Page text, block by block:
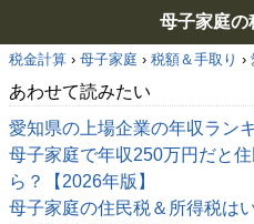
母子家庭の
税金計算 › 母子家庭 › 税額＆手取り ›
あわせて読みたい
愛知県の上場企業の年収ラン
母子家庭で年収250万円だと
ら？【2026年版】
母子家庭の住民税＆所得税は